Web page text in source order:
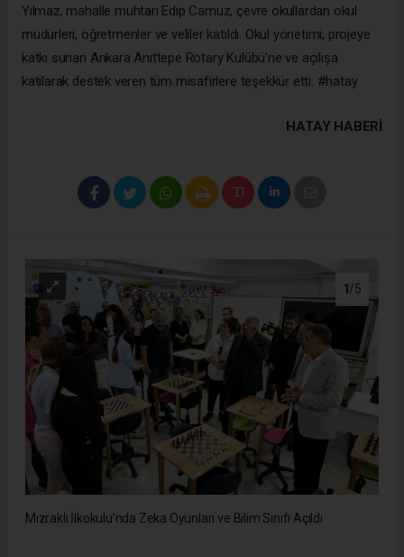
Yılmaz, mahalle muhtarı Edip Camuz, çevre okullardan okul
müdürleri, öğretmenler ve veliler katıldı. Okul yönetimi, projeye
katkı sunan Ankara Anıttepe Rotary Kulübü’ne ve açılışa
katılarak destek veren tüm misafirlere teşekkür etti. #hatay
HATAY HABERİ
1 /5
Mızraklı İlkokulu’nda Zeka Oyunları ve Bilim Sınıfı Açıldı